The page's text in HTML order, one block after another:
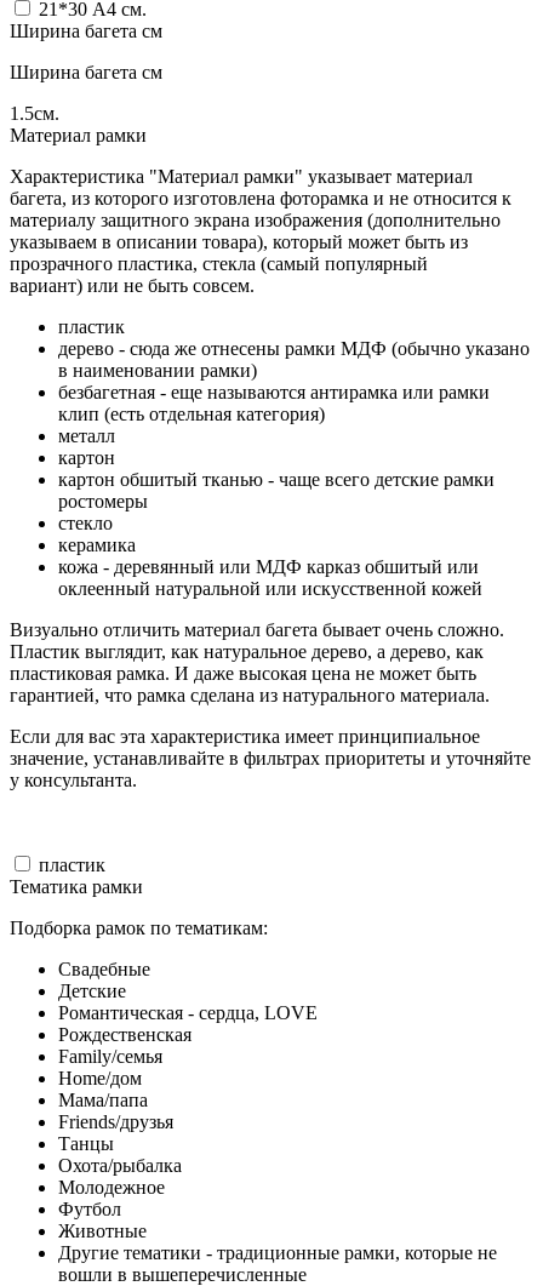
21*30 А4 см.
Ширина багета см
Ширина багета см
1.5см.
Материал рамки
Характеристика "Материал рамки" указывает материал
багета, из которого изготовлена фоторамка и не относится к
материалу защитного экрана изображения (дополнительно
указываем в описании товара), который может быть из
прозрачного пластика, стекла (самый популярный
вариант) или не быть совсем.
пластик
дерево - сюда же отнесены рамки МДФ (обычно указано
в наименовании рамки)
безбагетная - еще называются антирамка или рамки
клип (есть отдельная категория)
металл
картон
картон обшитый тканью - чаще всего детские рамки
ростомеры
стекло
керамика
кожа - деревянный или МДФ карказ обшитый или
оклеенный натуральной или искусственной кожей
Визуально отличить материал багета бывает очень сложно.
Пластик выглядит, как натуральное дерево, а дерево, как
пластиковая рамка. И даже высокая цена не может быть
гарантией, что рамка сделана из натурального материала.
Если для вас эта характеристика имеет принципиальное
значение, устанавливайте в фильтрах приоритеты и уточняйте
у консультанта.
пластик
Тематика рамки
Подборка рамок по тематикам:
Свадебные
Детские
Романтическая - сердца, LOVE
Рождественская
Family/семья
Home/дом
Мама/папа
Friends/друзья
Танцы
Охота/рыбалка
Молодежное
Футбол
Животные
Другие тематики - традиционные рамки, которые не
вошли в вышеперечисленные